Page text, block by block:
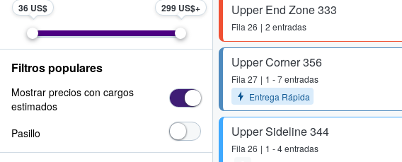
Upper End Zone 333
Fila 26 2 entradas
Upper Corner 356
Fila 27
1 - 7 entradas
Entrega Rápida
Upper Sideline 344
Fila 26 1 - 4 entradas
36 US$ 299 US$
Filtros populares
Mostrar precios con cargos
estimados
Pasillo